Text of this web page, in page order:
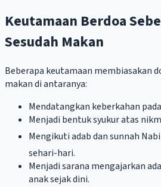
Keutamaan Berdoa
Sesudah Makan
Beberapa keutamaan membiasakan
makan di antaranya:
Mendatangkan keberkahan
Menjadi bentuk syukur atas
Mengikuti adab dan sunnah Nabi ﷺ dalam kehidupan
sehari-hari.
Menjadi sarana mengajarkan
anak sejak dini.